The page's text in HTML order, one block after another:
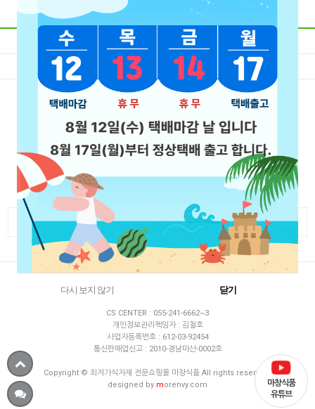
회사정보 개인정보 처리방침 이용안내
이용약관 PC 바로가기
CS CENTER
055-241-6662
010-4581-1222
mcfood24@naver.com
MON-FRI 09:00 - 6:00
LUNCH 12:00 - 1:00
SAT.SUN.HOLIDAY OFF
BANK ACCOUNT
우리 1002-634-121721
농협 301-0040-8186-21
국민 651401-04-279403
신한 110-300-315146
예금주 : 김철호
COMPANY : 마창식품 / OWNER : 김철호
CS CENTER : 055-241-6662~3
개인정보관리책임자 : 김철호
사업자등록번호 : 612-03-92454
통신판매업신고 : 2010-경남마산-0002호
Copyright © 최저가식자재 전문쇼핑몰 마창식품 All rights reserved.
designed by morenvy.com
마창식품
유튜브
다시 보지 않기 닫기